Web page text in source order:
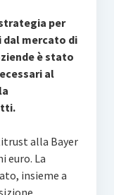
per
dal mercato di
è stato
al
alla Bayer
euro. La
insieme a